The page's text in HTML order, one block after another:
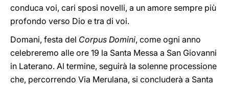
conduca voi, cari sposi novelli, a un amore sempre più
profondo verso Dio e tra di voi.
Domani, festa del Corpus Domini, come ogni anno
celebreremo alle ore 19 la Santa Messa a San Giovanni
in Laterano. Al termine, seguirà la solenne processione
che, percorrendo Via Merulana, si concluderà a Santa